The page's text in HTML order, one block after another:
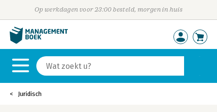
Op werkdagen voor 23:00 besteld, morgen in huis
Juridisch